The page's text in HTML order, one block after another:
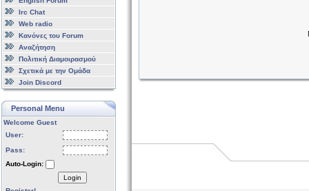
Irc Chat
Web radio
Κανόνες του Forum
Αναζήτηση
Πολιτική Διαμοιρασμού
Σχετικά με την Ομάδα
Join Discord
Personal Menu
Welcome Guest
User:
Pass:
Auto-Login:
Login